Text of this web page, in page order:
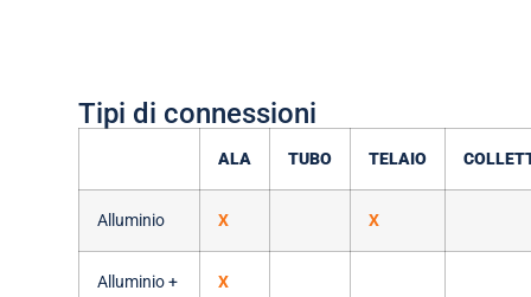
Tipi di connessioni
ALA TUBO TELAIO
Alluminio X X
Alluminio +
X